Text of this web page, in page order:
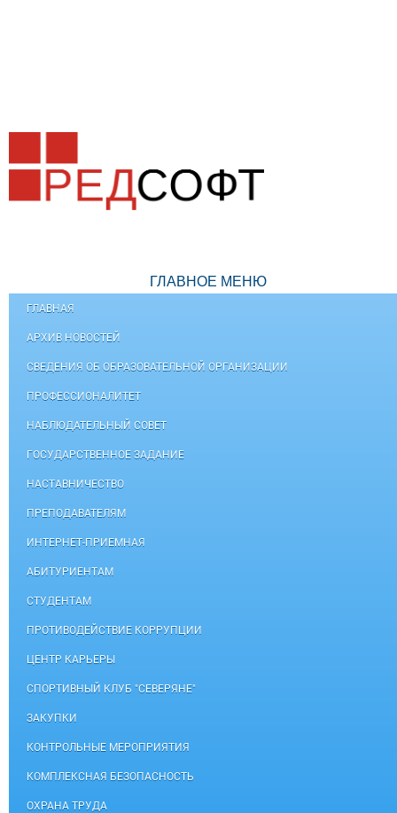
ГЛАВНОЕ МЕНЮ
ГЛАВНАЯ
АРХИВ НОВОСТЕЙ
СВЕДЕНИЯ ОБ ОБРАЗОВАТЕЛЬНОЙ ОРГАНИЗАЦИИ
ПРОФЕССИОНАЛИТЕТ
НАБЛЮДАТЕЛЬНЫЙ СОВЕТ
ГОСУДАРСТВЕННОЕ ЗАДАНИЕ
НАСТАВНИЧЕСТВО
ПРЕПОДАВАТЕЛЯМ
ИНТЕРНЕТ-ПРИЕМНАЯ
АБИТУРИЕНТАМ
СТУДЕНТАМ
ПРОТИВОДЕЙСТВИЕ КОРРУПЦИИ
ЦЕНТР КАРЬЕРЫ
СПОРТИВНЫЙ КЛУБ "СЕВЕРЯНЕ"
ЗАКУПКИ
КОНТРОЛЬНЫЕ МЕРОПРИЯТИЯ
КОМПЛЕКСНАЯ БЕЗОПАСНОСТЬ
ОХРАНА ТРУДА